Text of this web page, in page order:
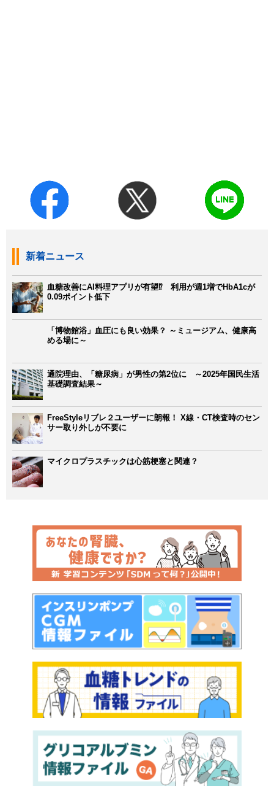
新着ニュース
血糖改善にAI料理アプリが有望⁉ 利用が週1増でHbA1cが
0.09ポイント低下
「博物館浴」血圧にも良い効果？ ～ミュージアム、健康高
める場に～
通院理由、「糖尿病」が男性の第2位に ～2025年国民生活
基礎調査結果～
FreeStyleリブレ２ユーザーに朗報！ X線・CT検査時のセン
サー取り外しが不要に
マイクロプラスチックは心筋梗塞と関連？